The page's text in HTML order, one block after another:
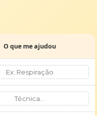
O que me ajudou